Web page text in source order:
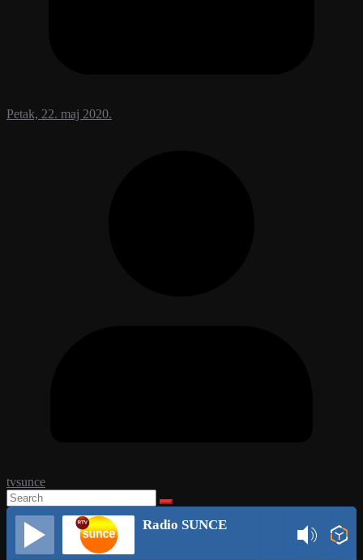
Petak, 22. maj 2020.
tvsunce
Radio SUNCE